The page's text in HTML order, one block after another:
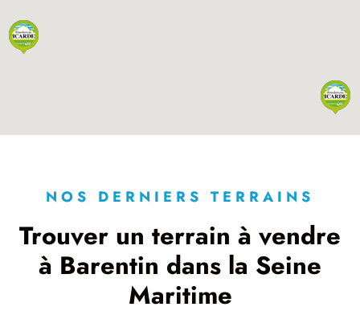
NOS DERNIERS TERRAINS
Trouver un terrain à vendre
à Barentin dans la Seine
Maritime